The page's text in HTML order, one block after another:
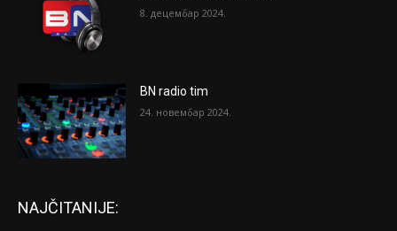
8. децембар 2024.
BN radio tim
24. новембар 2024.
NAJČITANIJE: